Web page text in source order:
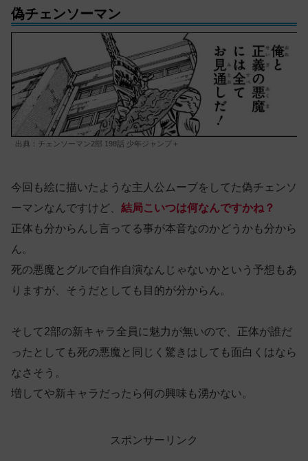
偽チェンソーマン
出典：チェンソーマン2部 198話 少年ジャンプ＋
今回も絵に描いたような主人公ムーブをしてた偽チェンソ
ーマンなんですけど、 結局こいつは何なんですかね？
正体も分からんし言ってる事が本音なのかどうかも分から
ん。
死の悪魔とグルで自作自演なんじゃないかという予想もあ
りますが、そうだとしても目的が分からん。
そして2部の新キャラ全員に魅力が無いので、正体が誰だ
ったとしても死の悪魔と同じく驚きはしても面白くはなら
なさそう。
増してや新キャラだったら何の興味も湧かない。
スポンサーリンク